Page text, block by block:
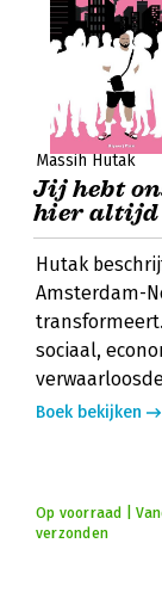
Massih Hutak
Jij hebt
hier altijd
Hutak
Amsterdam-
sociaal,
Boek bekijken
Op voorraad |
verzonden